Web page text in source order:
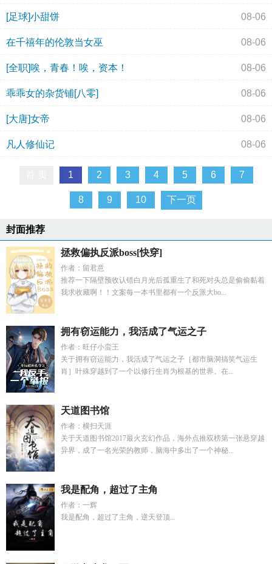
[足球]小甜饼 08-06
在千禧年的伦敦当女巫 08-06
[全职]唉，青春！唉，资本！ 08-06
乖乖女的杂货铺[八零] 08-06
[大唐]女帝 08-06
凡人修仙记 08-06
1 2 3 4 5 6 7
8 9 10 下一页
封面推荐
拯救偏执反派boss[快穿]
作者：留君意
推荐一下隔壁预收认错白月光后孤重生了和死对头总是偷偷黏着
我求收藏啊！！文案每一本书里都有一个反派大bo...
拥有窃运能力，我活成了气运之子
作者：旺仔小蛮王
关于拥有窃运能力，我活成了气运之子［都市脑洞搞笑气运生
肖］叶殊穿越到了一个以修行生肖为根基的世界。在...
天道图书馆
作者：横扫天涯
关于天道图书馆2017最火玄幻作品，海外点推双榜第一张悬穿越
异界，成了一名光荣的教师，脑海中多出了一个神秘...
我是配角，超过了主角
作者：一辉
我是配角，超过了主角，逆天登顶...